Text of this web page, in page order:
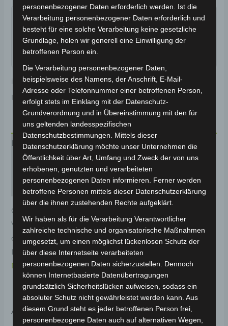
Garantiert sicherer Checkout
inkl. 19 % MwSt.Kostenloser Versand
Lieferzeit:
Beschreibung
Produktsicherheit
Rezensionen (0)
Original-Ersatzteil für den Elektro-Scooter VS1.
Vorderer kotflügelabdeckung-perlmuttweiss für
optimale Funktionalität und Haltbarkeit. Weitere
Informationen zum Fahrzeug findest du hier:
Motor Elektro-Scooter VS1.
Ähnliche Produkte
personenbezogener Daten erforderlich werden. Ist die
Verarbeitung personenbezogener Daten erforderlich und
besteht für eine solche Verarbeitung keine gesetzliche
Grundlage, holen wir generell eine Einwilligung der
betroffenen Person ein.
Die Verarbeitung personenbezogener Daten,
beispielsweise des Namens, der Anschrift, E-Mail-
Adresse oder Telefonnummer einer betroffenen Person,
erfolgt stets im Einklang mit der Datenschutz-
Grundverordnung und in Übereinstimmung mit den für
uns geltenden landesspezifischen
Datenschutzbestimmungen. Mittels dieser
Datenschutzerklärung möchte unser Unternehmen die
Öffentlichkeit über Art, Umfang und Zweck der von uns
erhobenen, genutzten und verarbeiteten
personenbezogenen Daten informieren. Ferner werden
betroffene Personen mittels dieser Datenschutzerklärung
über die ihnen zustehenden Rechte aufgeklärt.
Wir haben als für die Verarbeitung Verantwortlicher
zahlreiche technische und organisatorische Maßnahmen
umgesetzt, um einen möglichst lückenlosen Schutz der
über diese Internetseite verarbeiteten
personenbezogenen Daten sicherzustellen. Dennoch
können Internetbasierte Datenübertragungen
grundsätzlich Sicherheitslücken aufweisen, sodass ein
absoluter Schutz nicht gewährleistet werden kann. Aus
diesem Grund steht es jeder betroffenen Person frei,
personenbezogene Daten auch auf alternativen Wegen,